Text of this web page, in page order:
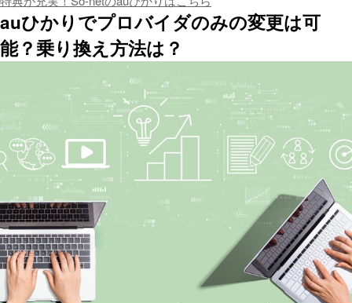
auひかりでプロバイダのみの変更は可
能？乗り換え方法は？